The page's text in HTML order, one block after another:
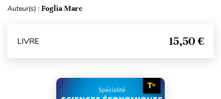
Auteur(s) : Foglia Marc
LIVRE 15,50 €